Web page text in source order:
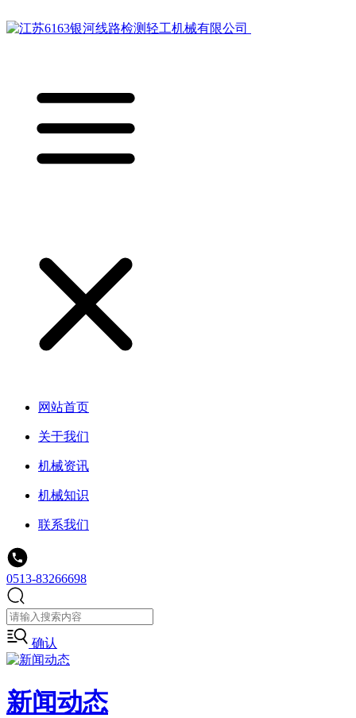
网站首页
关于我们
机械资讯
机械知识
联系我们
0513-83266698
确认
新闻动态